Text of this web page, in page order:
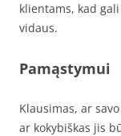
klientams, kad
vidaus.
Pamąstymui
Klausimas, ar
ar kokybiškas jis